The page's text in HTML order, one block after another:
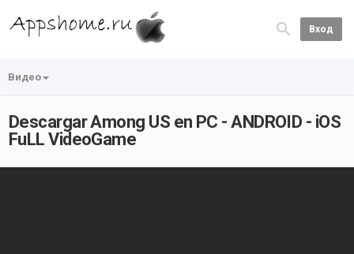
Вход
Видео
Descargar Among US en PC - ANDROID - iOS
FuLL VideoGame